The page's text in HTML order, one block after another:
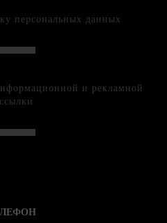
персональных данных
и рекламной